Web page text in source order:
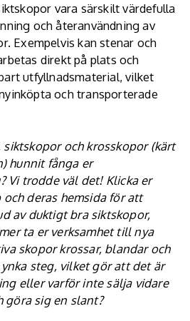
vara särskilt värdefulla
och återanvändning av
Exempelvis kan stenar och
direkt på plats och
utfyllnadsmaterial, vilket
och transporterade
och krosskopor (kärt
hunnit fånga er
Vi trodde väl det! Klicka er
och deras hemsida för att
av duktigt bra siktskopor,
ta er verksamhet till nya
skopor krossar, blandar och
steg, vilket gör att det är
eller varför inte sälja vidare
göra sig en slant?